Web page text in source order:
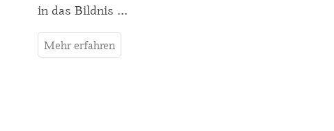
in das Bildnis ...
Mehr erfahren